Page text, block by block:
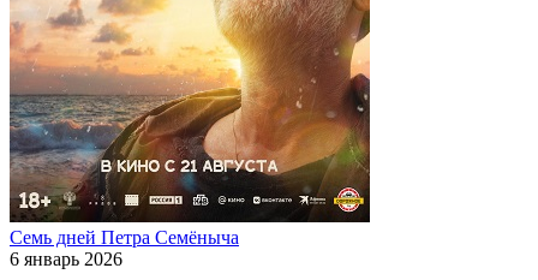
Семь дней Петра Семёныча
6 январь 2026